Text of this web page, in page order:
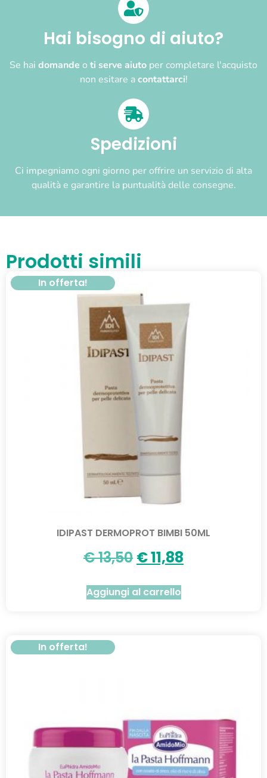
Hai bisogno di aiuto?
Se hai domande o ti serve aiuto per completare l'acquisto
non esitare acontattarci!
Spedizioni
Ci impegniamo ogni giorno per offrire un servizio di alta
qualità e garantire la puntualità delle consegne.
Prodotti simili
In offerta!
IDIPAST DERMOPROT BIMBI 50ML
€13,50 €11,88
Aggiungi al carrello
In offerta!